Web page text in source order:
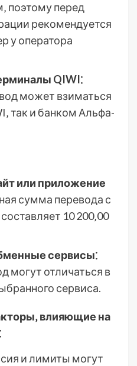
поэтому перед
рекомендуется
у оператора
QIWI⁚
может взиматься
так и банком Альфа-
или приложение
сумма перевода с
10 200‚00
сервисы⁚
могут отличаться в
сервиса.
влияющие на
и лимиты могут